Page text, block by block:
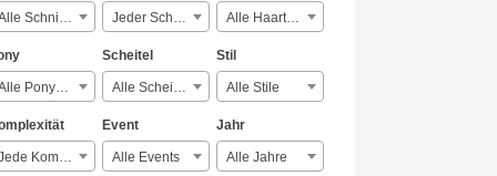
Alle Schnitte Jeder Schmuck Alle Haartypen
Alle Ponyarten
Scheitel
Alle Scheitelarten
Stil
Alle Stile
Jede Komplexität
Event
Alle Events
Jahr
Alle Jahre